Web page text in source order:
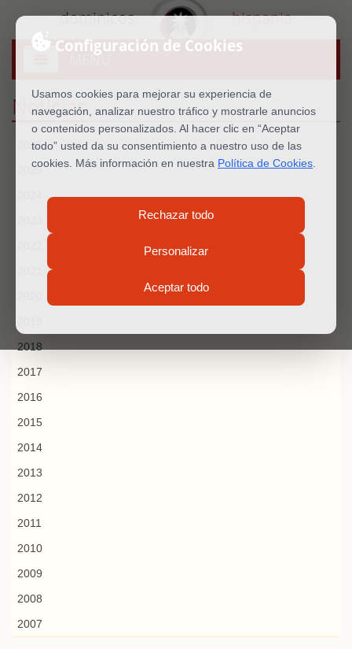
Configuración de Cookies
Usamos cookies para mejorar su experiencia de
navegación, analizar nuestro tráfico y mostrarle anuncios
o contenidos personalizados. Al hacer clic en “Aceptar
todo” usted da su consentimiento a nuestro uso de las
cookies. Más información en nuestra Política de Cookies
Rechazar todo
Personalizar
Aceptar todo
dominicos hispania
MENU
Noticias
2026
2025
2018
2017
2016
2015
2014
2013
2012
2011
2010
2009
2008
2007